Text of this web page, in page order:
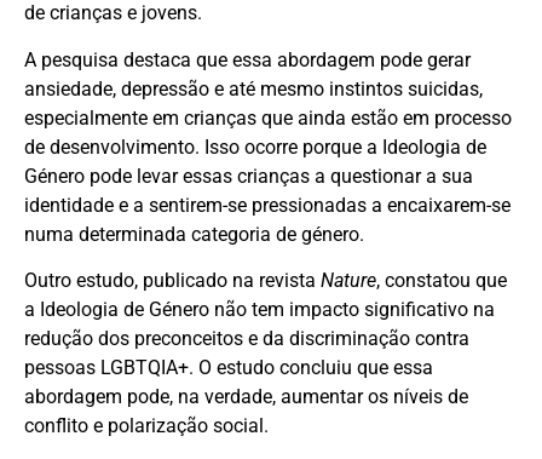
de crianças e jovens.
A pesquisa destaca que essa abordagem pode gerar
ansiedade, depressão e até mesmo instintos suicidas,
especialmente em crianças que ainda estão em processo
de desenvolvimento. Isso ocorre porque a Ideologia de
Género pode levar essas crianças a questionar a sua
identidade e a sentirem-se pressionadas a encaixarem-se
numa determinada categoria de género.
Outro estudo, publicado na revista Nature, constatou que
a Ideologia de Género não tem impacto significativo na
redução dos preconceitos e da discriminação contra
pessoas LGBTQIA+. O estudo concluiu que essa
abordagem pode, na verdade, aumentar os níveis de
conflito e polarização social.